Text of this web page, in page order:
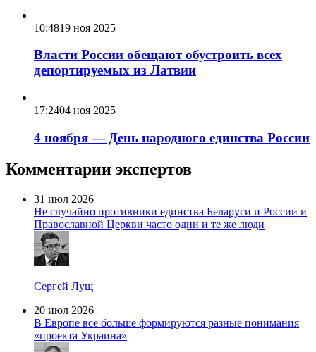
10:4819 ноя 2025
Власти России обещают обустроить всех
депортируемых из Латвии
17:2404 ноя 2025
4 ноября — День народного единства России
Комментарии экспертов
31 июл 2026
Не случайно противники единства Беларуси и России и
Православной Церкви часто одни и те же люди
Сергей Лущ
20 июл 2026
В Европе все больше формируются разные понимания
«проекта Украина»